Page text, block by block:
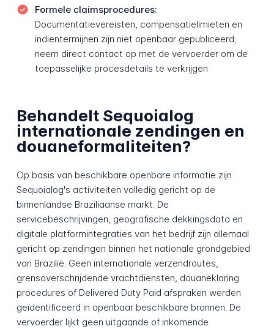
Formele claimsprocedures:
Documentatievereisten, compensatielimieten en
indientermijnen zijn niet openbaar gepubliceerd;
neem direct contact op met de vervoerder om de
toepasselijke procesdetails te verkrijgen
Behandelt Sequoialog
internationale zendingen en
douaneformaliteiten?
Op basis van beschikbare openbare informatie zijn
Sequoialog's activiteiten volledig gericht op de
binnenlandse Braziliaanse markt. De
servicebeschrijvingen, geografische dekkingsdata en
digitale platformintegraties van het bedrijf zijn allemaal
gericht op zendingen binnen het nationale grondgebied
van Brazilië. Geen internationale verzendroutes,
grensoverschrijdende vrachtdiensten, douaneklaring
procedures of Delivered Duty Paid afspraken werden
geïdentificeerd in openbaar beschikbare bronnen. De
vervoerder lijkt geen uitgaande of inkomende